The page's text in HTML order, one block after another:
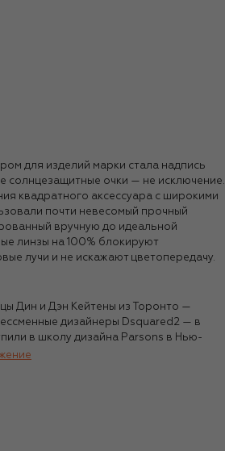
для изделий марки стала надпись
солнцезащитные очки — не исключение.
квадратного аксессуара с широкими
почти невесомый прочный
вручную до идеальной
линзы на 100% блокируют
лучи и не искажают цветопередачу.
Дин и Дэн Кейтены из Торонто —
дизайнеры Dsquared2 — в
в школу дизайна Parsons в Нью-
лет переехали в Италию, где и